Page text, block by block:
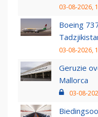
03-08-2026,
Boeing
03-08-2026,
Geruzie
Mallorca
03-08-